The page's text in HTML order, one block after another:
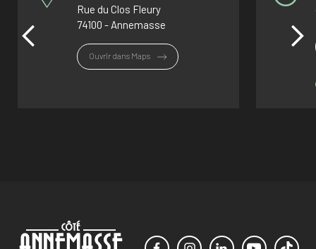
Rue du Clos Fleury
74100 - Annemasse
Ouvrir dans Maps